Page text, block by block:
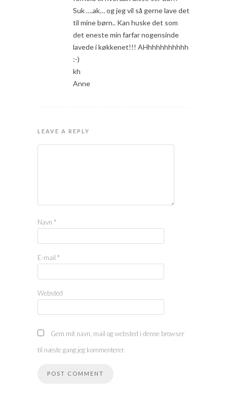
Suk ….ak… og jeg vil så gerne lave det
til mine børn.. Kan huske det som
det eneste min farfar nogensinde
lavede i køkkenet!!! AHhhhhhhhhhh
:-)
kh
Anne
LEAVE A REPLY
Navn *
E-mail *
Websted
Gem mit navn, mail og websted i denne browser
til næste gang jeg kommenterer.